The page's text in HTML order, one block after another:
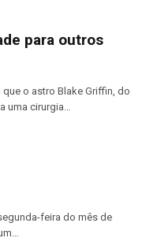
para outros
o astro Blake Griffin, do
uma cirurgia…
feira do mês de